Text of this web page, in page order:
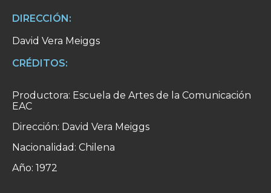
DIRECCIÓN:
David Vera Meiggs
CRÉDITOS:
Productora: Escuela de Artes de la Comunicación
EAC
Dirección: David Vera Meiggs
Nacionalidad: Chilena
Año: 1972